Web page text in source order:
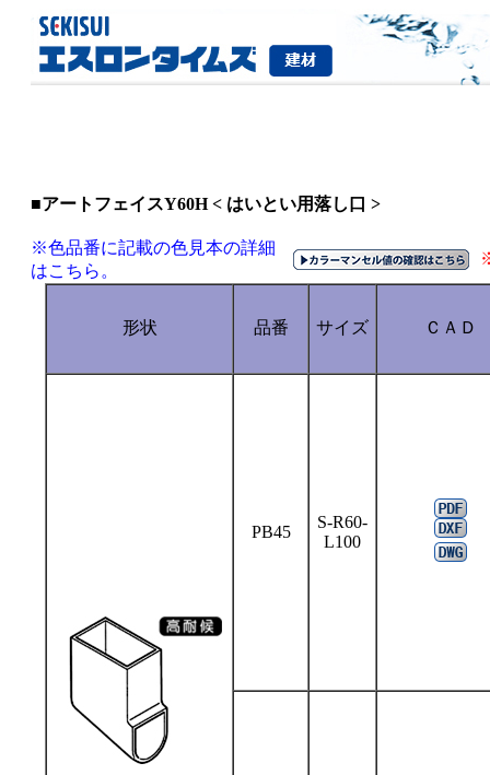
■アートフェイスY60H < はいとい用落し口 >
※色品番に記載の色見本の詳細
はこちら。
形状 品番 サイズ ＣＡＤ
PB45
S-R60-
L100